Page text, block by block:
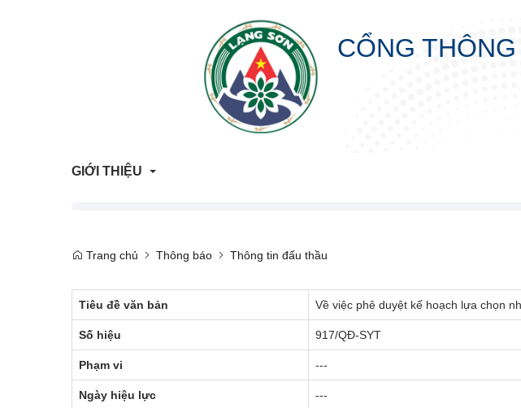
CỔNG
GIỚI THIỆU
Lịch sử hình thành
Trang chủ Thông báo Thông tin đấu thầu
Tiêu đề văn bản Về việc phê duyệt kế hoạch lựa chọn
Số hiệu 917/QĐ-SYT
Phạm vi ---
Ngày hiệu lực ---